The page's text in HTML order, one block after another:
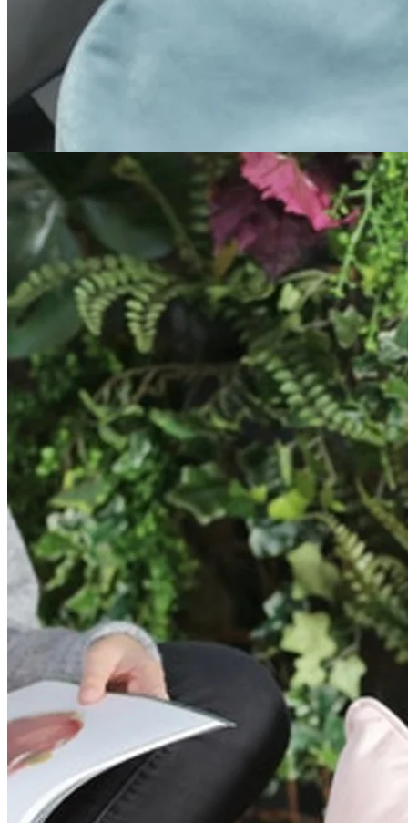
Point Velvet Siddepude
Siddepuden Point Velvet fra Fatboy er en virkelig dejlig
indretningsdetalje og findes i ni farver. Velourstoffet er lavet af
100% polyester og gør puden superblød. Velour bidrager også med
Rolster Velvet Pyntepude
Rolster er en cylinderformet pude, der skaber en spændende
blanding i pudehavet. Den er også behagelig og blød at læne sig
mod i alle situationer. Rolster fås i otte farver.
MBJ Design
MBJ Design er en virksomhed, hvor al design og produktion finder
sted i Sverige. Siden de startede i 1996, er deres betonborde blevet
en designklassiker. Betonbordene fremstilles i et bjergværk
beliggende på Nya Varvet ved Göteborgs havneindløb. Da både
temperaturen og luftfugtigheden der er konstante, er betingelserne
for at fremstille betonborde optimale. MBJ Designs kollektion af
borde kaldes Mystic Concrete Collection.